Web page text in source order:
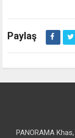
Paylaş
PANORAMA